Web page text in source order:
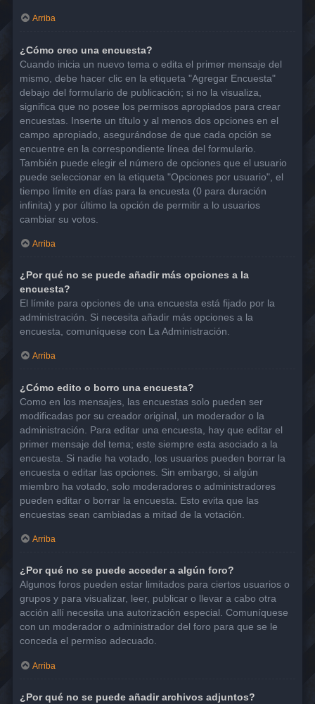
Arriba
¿Cómo creo una encuesta?
Cuando inicia un nuevo tema o edita el primer mensaje del
mismo, debe hacer clic en la etiqueta "Agregar Encuesta"
debajo del formulario de publicación; si no la visualiza,
significa que no posee los permisos apropiados para crear
encuestas. Inserte un título y al menos dos opciones en el
campo apropiado, asegurándose de que cada opción se
encuentre en la correspondiente línea del formulario.
También puede elegir el número de opciones que el usuario
puede seleccionar en la etiqueta "Opciones por usuario", el
tiempo límite en días para la encuesta (0 para duración
infinita) y por último la opción de permitir a lo usuarios
cambiar su votos.
Arriba
¿Por qué no se puede añadir más opciones a la
encuesta?
El límite para opciones de una encuesta está fijado por la
administración. Si necesita añadir más opciones a la
encuesta, comuníquese con La Administración.
Arriba
¿Cómo edito o borro una encuesta?
Como en los mensajes, las encuestas solo pueden ser
modificadas por su creador original, un moderador o la
administración. Para editar una encuesta, hay que editar el
primer mensaje del tema; este siempre esta asociado a la
encuesta. Si nadie ha votado, los usuarios pueden borrar la
encuesta o editar las opciones. Sin embargo, si algún
miembro ha votado, solo moderadores o administradores
pueden editar o borrar la encuesta. Esto evita que las
encuestas sean cambiadas a mitad de la votación.
Arriba
¿Por qué no se puede acceder a algún foro?
Algunos foros pueden estar limitados para ciertos usuarios o
grupos y para visualizar, leer, publicar o llevar a cabo otra
acción allí necesita una autorización especial. Comuníquese
con un moderador o administrador del foro para que se le
conceda el permiso adecuado.
Arriba
¿Por qué no se puede añadir archivos adjuntos?